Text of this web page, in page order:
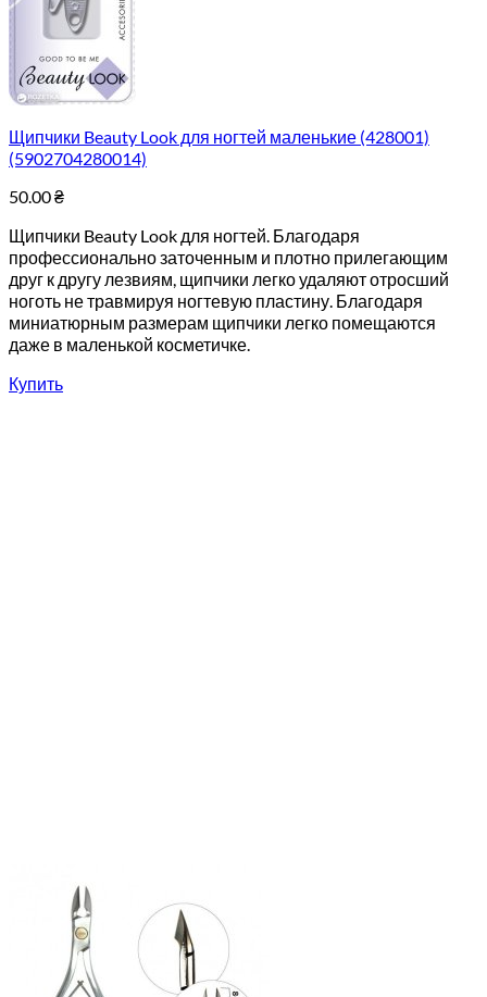
Щипчики Beauty Look для ногтей маленькие (428001)
(5902704280014)
50.00₴
Щипчики Beauty Look для ногтей. Благодаря
профессионально заточенным и плотно прилегающим
друг к другу лезвиям, щипчики легко удаляют отросший
ноготь не травмируя ногтевую пластину. Благодаря
миниатюрным размерам щипчики легко помещаются
даже в маленькой косметичке.
Купить